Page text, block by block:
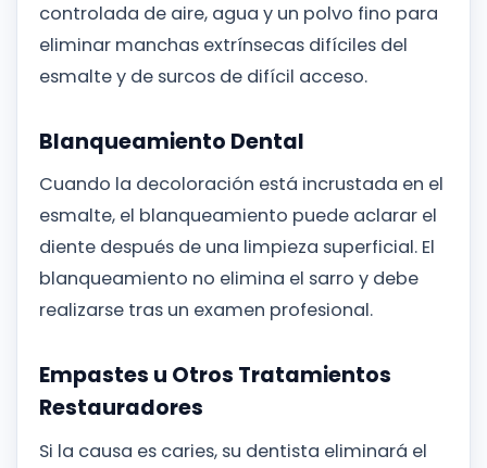
controlada de aire, agua y un polvo fino para
eliminar manchas extrínsecas difíciles del
esmalte y de surcos de difícil acceso.
Blanqueamiento Dental
Cuando la decoloración está incrustada en el
esmalte, el blanqueamiento puede aclarar el
diente después de una limpieza superficial. El
blanqueamiento no elimina el sarro y debe
realizarse tras un examen profesional.
Empastes u Otros Tratamientos
Restauradores
Si la causa es caries, su dentista eliminará el